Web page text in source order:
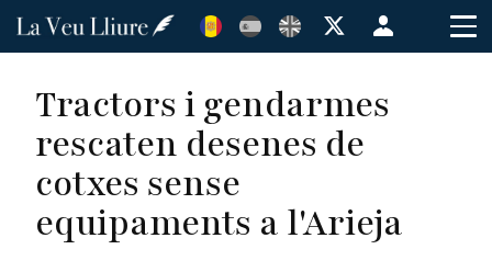
Vés
Menú
de
de
Tractors i gendarmes
rescaten desenes de
cotxes sense
equipaments a l'Arieja